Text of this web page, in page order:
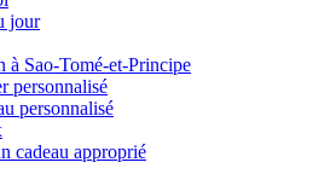
jour
à Sao-Tomé-et-Principe
personnalisé
personnalisé
cadeau approprié